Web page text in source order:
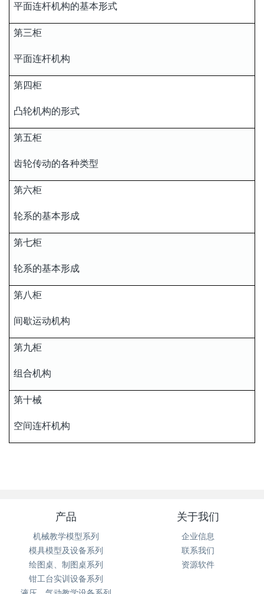
平面连杆机构的基本形式
第三柜
平面连杆机构
第四柜
凸轮机构的形式
第五柜
齿轮传动的各种类型
第六柜
轮系的基本形成
第七柜
轮系的基本形成
第八柜
间歇运动机构
第九柜
组合机构
第十械
空间连杆机构
产品
机械教学模型系列
模具模型及设备系列
绘图桌、制图桌系列
钳工台实训设备系列
关于我们
企业信息
联系我们
资源软件